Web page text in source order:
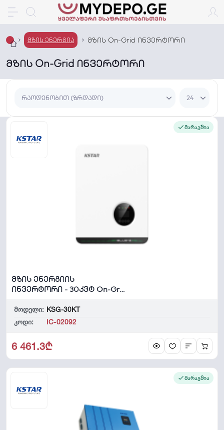
მზის ენერგია მზის On-Grid ინვერტორი
მზის On-Grid ინვერტორი
მარაგშია
მზის ენერგიის
ინვერტორი - 30კვტ On-Grid
მოდელი: KSG-30KT
კოდი:
IC-02092
6 461.3₾
მარაგშია